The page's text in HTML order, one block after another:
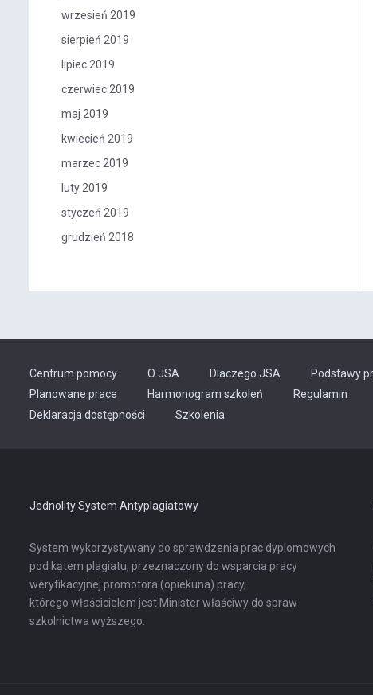
wrzesień 2019
sierpień 2019
lipiec 2019
czerwiec 2019
maj 2019
kwiecień 2019
marzec 2019
luty 2019
styczeń 2019
grudzień 2018
Centrum pomocy O JSA Dlaczego JSA Podstawy
Planowane prace
Harmonogram szkoleń Regulamin
Deklaracja dostępności
Szkolenia
Jednolity System Antyplagiatowy
System wykorzystywany do sprawdzenia prac dyplomowych
pod kątem plagiatu, przeznaczony do wsparcia pracy
weryfikacyjnej promotora (opiekuna) pracy,
którego właścicielem jest Minister właściwy do spraw
szkolnictwa wyższego.